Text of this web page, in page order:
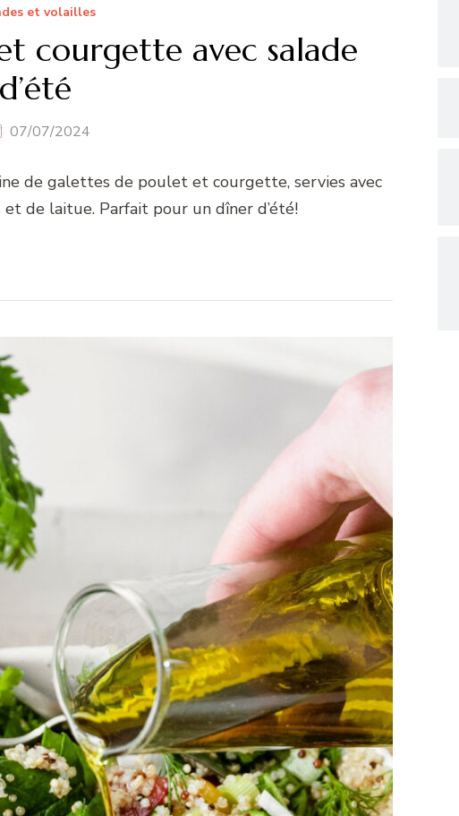
et volailles
courgette avec salade
07/07/2024
de galettes de poulet et courgette, servies avec
de laitue. Parfait pour un dîner d’été!